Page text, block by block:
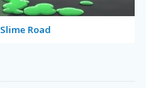
Slime Road